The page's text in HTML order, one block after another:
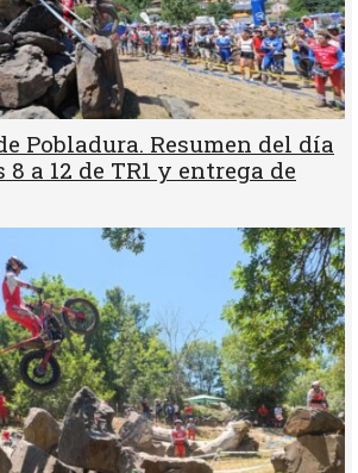
Pobladura. Resumen del día
8 a 12 de TR1 y entrega de